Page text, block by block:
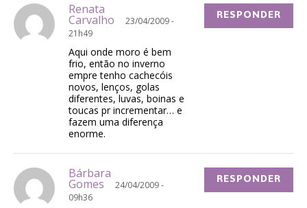
Renata
Carvalho
23/04/2009 -
21h49
Aqui onde moro é bem
frio, então no inverno
empre tenho cachecóis
novos, lenços, golas
diferentes, luvas, boinas e
toucas pr incrementar… e
fazem uma diferença
enorme.
RESPONDER
Bárbara
Gomes
24/04/2009 -
09h36
RESPONDER